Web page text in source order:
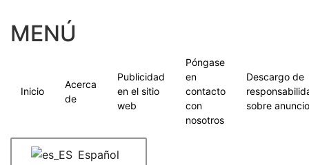
MENÚ
Inicio
Acerca
de
Publicidad
en el sitio
web
Póngase
en
contacto
con
nosotros
Descargo de
sobre
Español